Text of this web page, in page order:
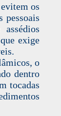
os
pessoais
exige
o
dentro
tocadas